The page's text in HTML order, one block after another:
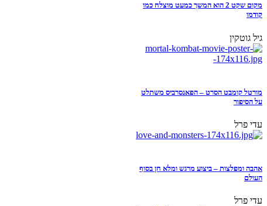
מקום שקט 2 הוא המשך כמעט מוצלח כמו
קודמו
גיל גוטקין
מורטל קומבט הסרט – הפאנסרביס משתלט
על הסיפור
עדי פרל
אהבה ומפלצות – ביצוע מרגש ומלא חן בסוף
העולם
עדי פרל